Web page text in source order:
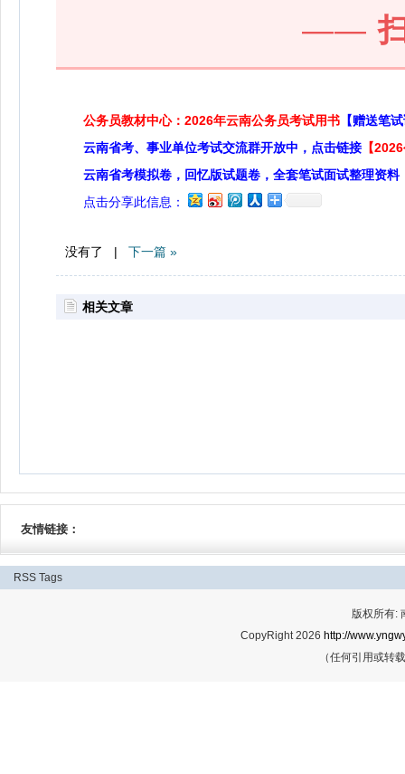
——
公务员教材中心：2026年云南公务员考试用书 【赠送笔
云南省考、事业单位考试交流群开放中，点击链接 【
云南省考模拟卷，回忆版试题卷，全套笔试面试整理资料
点击分享此信息：
没有了 | 下一篇 »
相关文章
友情链接：
RSS Tags
版权所有:
CopyRight 2026 http://
（任何引用或转